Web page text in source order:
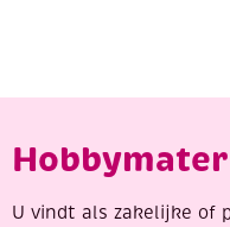
10
aantal
U vindt als zakelijke of